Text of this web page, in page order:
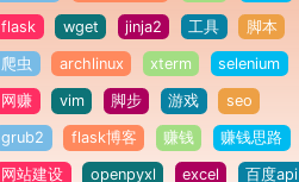
flask wget jinja2 工具 脚本
爬虫 archlinux xterm selenium
网赚 vim 脚步 游戏 seo
grub2 flask博客 赚钱 赚钱思路
网站建设 openpyxl excel 百度api